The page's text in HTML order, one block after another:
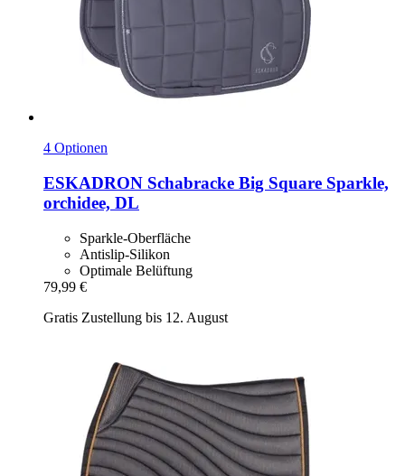
4 Optionen
ESKADRON Schabracke Big Square Sparkle,
orchidee, DL
Sparkle-Oberfläche
Antislip-Silikon
Optimale Belüftung
79,99 €
Gratis Zustellung bis 12. August